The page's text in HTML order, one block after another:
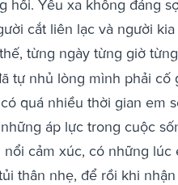
hổi. Yêu xa không đáng
cắt liên lạc và người
từng ngày từng giờ
tự nhủ lòng mình phải cố
quá nhiều thời gian em
áp lực trong cuộc
cảm xúc, có những lúc
thân nhẹ, để rồi khi